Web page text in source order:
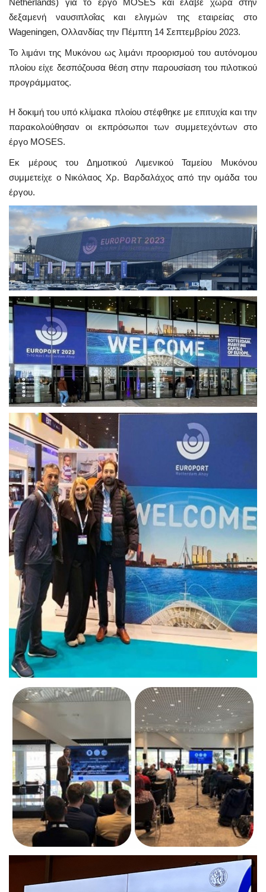
Netherlands) για το έργο MOSES και έλαβε χώρα στην
δεξαμενή ναυσιπλοΐας και ελιγμών της εταιρείας στο
Wageningen, Ολλανδίας την Πέμπτη 14 Σεπτεμβρίου 2023.
Το λιμάνι της Μυκόνου ως λιμάνι προορισμού του αυτόνομου
πλοίου είχε δεσπόζουσα θέση στην παρουσίαση του πιλοτικού
προγράμματος.
Η δοκιμή του υπό κλίμακα πλοίου στέφθηκε με επιτυχία και την
παρακολούθησαν οι εκπρόσωποι των συμμετεχόντων στο
έργο MOSES.
Εκ μέρους του Δημοτικού Λιμενικού Ταμείου Μυκόνου
συμμετείχε ο Νικόλαος Χρ. Βαρδαλάχος από την ομάδα του
έργου.